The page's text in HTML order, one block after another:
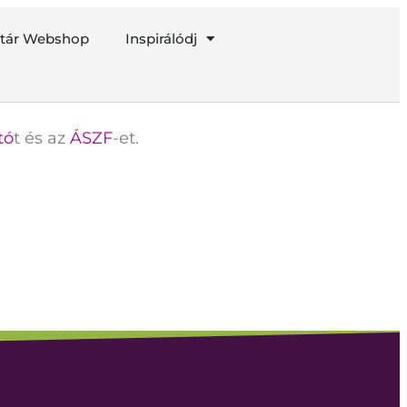
Webshop Inspirálódj
t és az ÁSZF-et.